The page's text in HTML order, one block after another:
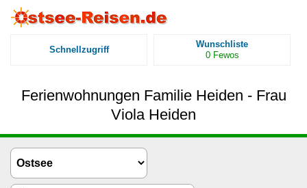
Schnellzugriff
Wunschliste
0 Fewos
Ferienwohnungen Familie Heiden - Frau
Viola Heiden